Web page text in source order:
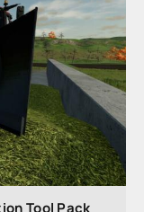
Tool Pack